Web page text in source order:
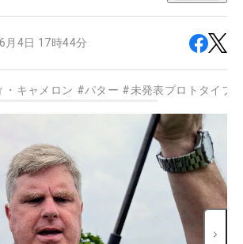
月4日 17時44分
・キャメロン #パター #未発表プロトタイプ